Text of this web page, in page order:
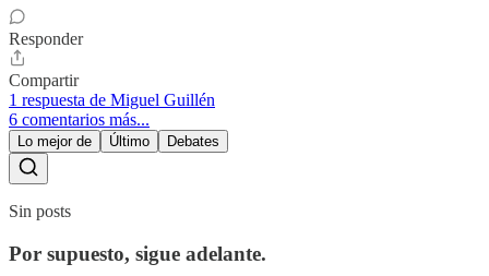
Responder
Compartir
1 respuesta de Miguel Guillén
6 comentarios más...
Lo mejor de Último Debates
Sin posts
Por supuesto, sigue adelante.